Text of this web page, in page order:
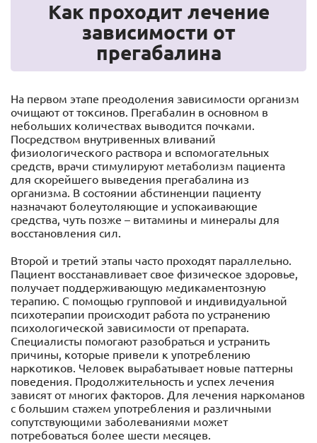
Как проходит лечение
зависимости от
прегабалина
На первом этапе преодоления зависимости организм
очищают от токсинов. Прегабалин в основном в
небольших количествах выводится почками.
Посредством внутривенных вливаний
физиологического раствора и вспомогательных
средств, врачи стимулируют метаболизм пациента
для скорейшего выведения прегабалина из
организма. В состоянии абстиненции пациенту
назначают болеутоляющие и успокаивающие
средства, чуть позже – витамины и минералы для
восстановления сил.
Второй и третий этапы часто проходят параллельно.
Пациент восстанавливает свое физическое здоровье,
получает поддерживающую медикаментозную
терапию. С помощью групповой и индивидуальной
психотерапии происходит работа по устранению
психологической зависимости от препарата.
Специалисты помогают разобраться и устранить
причины, которые привели к употреблению
наркотиков. Человек вырабатывает новые паттерны
поведения. Продолжительность и успех лечения
зависят от многих факторов. Для лечения наркоманов
с большим стажем употребления и различными
сопутствующими заболеваниями может
потребоваться более шести месяцев.